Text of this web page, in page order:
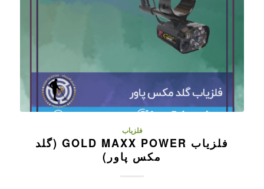
فلزیاب
فلزیاب GOLD MAXX POWER (گلد
مکس پاور)